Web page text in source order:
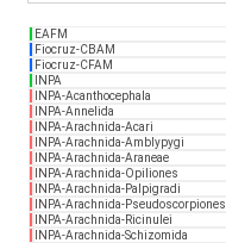
EAFM
Fiocruz-CBAM
Fiocruz-CFAM
INPA
INPA-Acanthocephala
INPA-Annelida
INPA-Arachnida-Acari
INPA-Arachnida-Amblypygi
INPA-Arachnida-Araneae
INPA-Arachnida-Opiliones
INPA-Arachnida-Palpigradi
INPA-Arachnida-Pseudoscorpiones
INPA-Arachnida-Ricinulei
INPA-Arachnida-Schizomida